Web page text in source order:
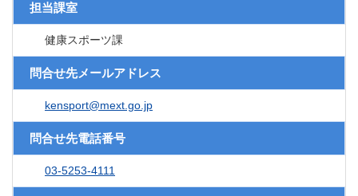
担当課室
健康スポーツ課
問合せ先メールアドレス
kensport@mext.go.jp
問合せ先電話番号
03-5253-4111